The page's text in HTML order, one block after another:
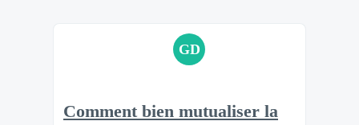
GD
Comment bien mutualiser la